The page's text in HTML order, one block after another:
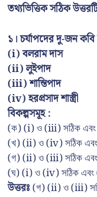
তথ্যভিত্তিক সঠিক
১। চর্যাপদের দু-জন
(i) বলরাম দাস
(ii) লুইপাদ
(iii) শান্তিপাদ
(iv) হরপ্রসাদ শাস্ত্রী
বিকল্পসমূহ :
(ক) (i) ও (iii) সঠিক
(খ) (ii) ও (iv) সঠিক
(গ) (ii) ও (iii) সঠিক
(ঘ) (i) ও (iv) সঠিক
উত্তরঃ(গ) (ii) ও (iii)